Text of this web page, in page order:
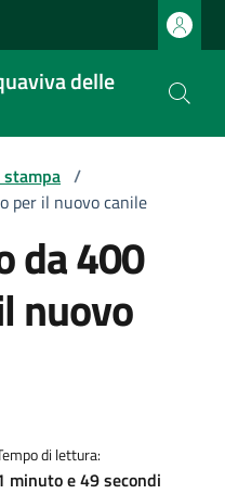
delle
/
per il nuovo canile
da 400
nuovo
di lettura:
minuto e 49 secondi